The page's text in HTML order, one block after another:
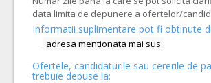
data limita de depunere a ofertelor/
Informatii suplimentare pot fi obtinute
adresa mentionata mai sus
Ofertele, candidaturile sau cererile de
trebuie depuse la: